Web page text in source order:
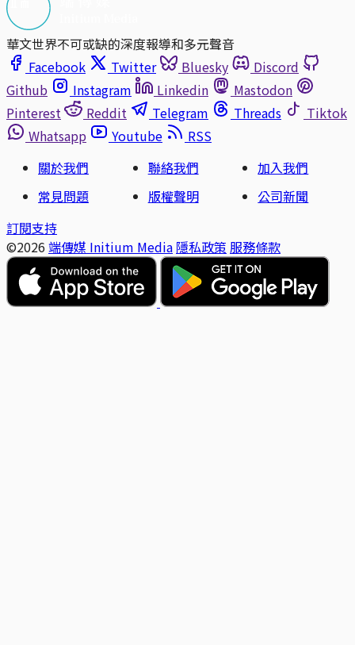
華文世界不可或缺的深度報導和多元聲音
Facebook
Twitter Bluesky
Discord
Github
Instagram Linkedin
Mastodon
Pinterest
Reddit Telegram Threads
Tiktok
Whatsapp
Youtube
RSS
關於我們
聯絡我們
加入我們
常見問題
版權聲明
公司新聞
訂閱支持
©2026 端傳媒 Initium Media 隱私政策 服務條款